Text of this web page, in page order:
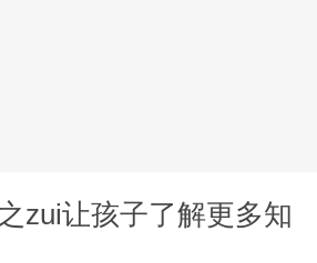
zui让孩子了解更多知